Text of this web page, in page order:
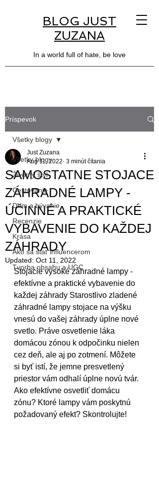
BLOG JUST
ZUZANA
In a world full of hate, be love
Príspevok
Všetky blogy
Životný štýl
Cestovanie
Dom a bývanie
Recenzie
Krása
Ako sa stať influencerom
Tvorba obsahu a UGC
Všetky blogy
SAMOSTATNE STOJACE
ZÁHRADNÉ LAMPY -
ÚČINNÉ A PRAKTICKÉ
VYBAVENIE DO KAŽDEJ
ZÁHRADY
Just Zuzana
Aug 11, 2022 3 minút čítania
Updated: Oct 11, 2022
Stojacie vysoké záhradné lampy -
efektívne a praktické vybavenie do
každej záhrady Starostlivo zladené
záhradné lampy stojace na výšku
vnesú do vašej záhrady úplne nové
svetlo. Práve osvetlenie láka
domácou zónou k odpočinku nielen
cez deň, ale aj po zotmení. Môžete
si byť istí, že jemne presvetlený
priestor vám odhalí úplne novú tvár.
Ako efektívne osvetliť domácu
zónu? Ktoré lampy vám poskytnú
požadovaný efekt? Skontrolujte!